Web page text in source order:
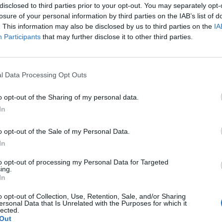
to third parties prior to your opt-out. You may separately
of your personal information by third parties on the IAB’s list of
This information may also be disclosed by us to third parties on the
Participants that may further disclose it to other third parties.
Data Processing Opt Outs
opt-out of the Sharing of my personal data.
opt-out of the Sale of my Personal Data.
opt-out of processing my Personal Data for Targeted
opt-out of Collection, Use, Retention, Sale, and/or Sharing
Data that Is Unrelated with the Purposes for which it
Ιούλιο του
Μαγνησία:
Γερμανία που
Ευρωπαϊκό